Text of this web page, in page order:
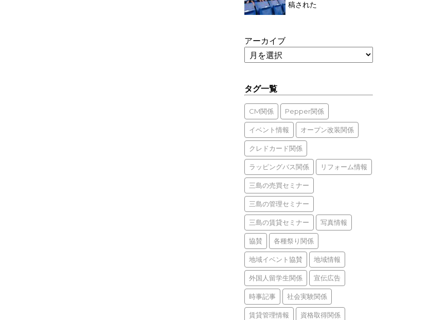
稿された
アーカイブ
タグ一覧
CM関係 Pepper関係
イベント情報 オープン改装関係
クレドカード関係
ラッピングバス関係 リフォーム情報
三島の売買セミナー
三島の管理セミナー
三島の賃貸セミナー 写真情報
協賛 各種祭り関係
地域イベント協賛 地域情報
外国人留学生関係 宣伝広告
時事記事 社会実験関係
賃貸管理情報 資格取得関係